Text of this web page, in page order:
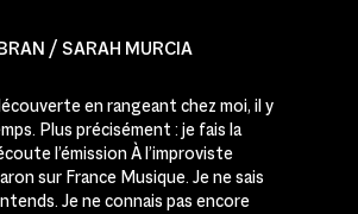
/ SARAH MURCIA
en rangeant chez moi, il y
Plus précisément : je fais la
l’émission À l’improviste
sur France Musique. Je ne sais
Je ne connais pas encore